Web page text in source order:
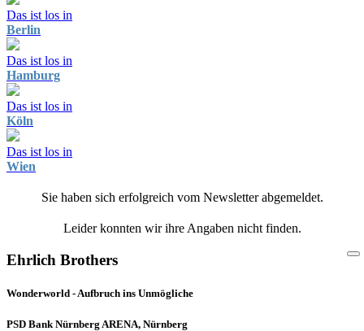
Das ist los in
Berlin
Das ist los in
Hamburg
Das ist los in
Köln
Das ist los in
Wien
Sie haben sich erfolgreich vom Newsletter abgemeldet.
Leider konnten wir ihre Angaben nicht finden.
Ehrlich Brothers
Wonderworld - Aufbruch ins Unmögliche
PSD Bank Nürnberg ARENA, Nürnberg